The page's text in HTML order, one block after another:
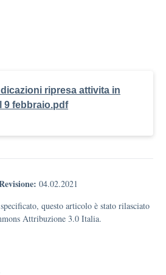
ripresa attivita in
9 febbraio.pdf
04.02.2021
questo articolo è stato rilasciato
Attribuzione 3.0 Italia.